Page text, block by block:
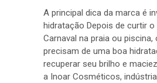
A principal dica da marca é
hidratação Depois de curtir
Carnaval na praia ou piscina,
precisam de uma boa
recuperar seu brilho e
a Inoar Cosméticos,